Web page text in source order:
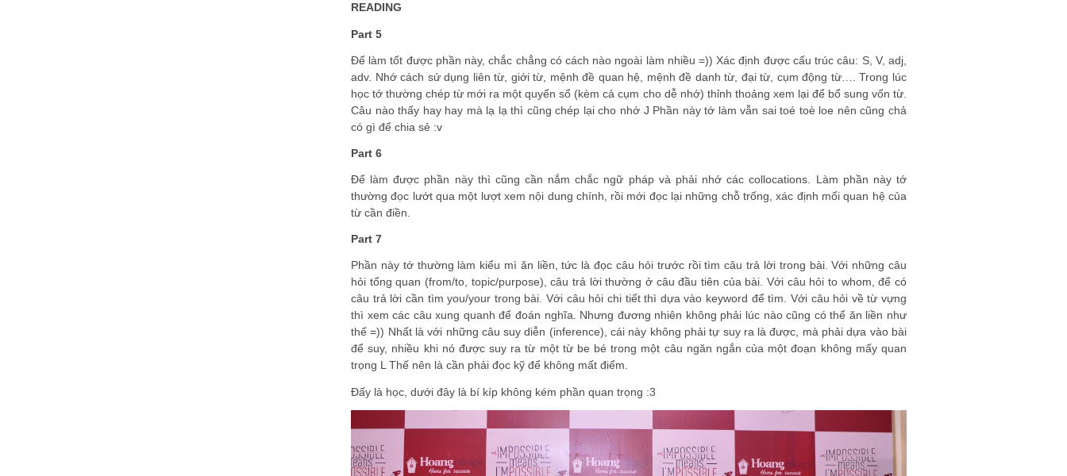
READING
Part 5
Để làm tốt được phần này, chắc chẳng có cách nào ngoài làm nhiều =)) Xác định được cấu trúc câu: S, V, adj,
adv. Nhớ cách sử dụng liên từ, giới từ, mệnh đề quan hệ, mệnh đề danh từ, đại từ, cụm động từ…. Trong lúc
học tớ thường chép từ mới ra một quyển sổ (kèm cả cụm cho dễ nhớ) thỉnh thoảng xem lại để bổ sung vốn từ.
Câu nào thấy hay hay mà lạ lạ thì cũng chép lại cho nhớ J Phần này tớ làm vẫn sai toé toè loe nên cũng chả
có gì để chia sẻ :v
Part 6
Để làm được phần này thì cũng cần nắm chắc ngữ pháp và phải nhớ các collocations. Làm phần này tớ
thường đọc lướt qua một lượt xem nội dung chính, rồi mới đọc lại những chỗ trống, xác định mối quan hệ của
từ cần điền.
Part 7
Phần này tớ thường làm kiểu mì ăn liền, tức là đọc câu hỏi trước rồi tìm câu trả lời trong bài. Với những câu
hỏi tổng quan (from/to, topic/purpose), câu trả lời thường ở câu đầu tiên của bài. Với câu hỏi to whom, để có
câu trả lời cần tìm you/your trong bài. Với câu hỏi chi tiết thì dựa vào keyword để tìm. Với câu hỏi về từ vựng
thì xem các câu xung quanh để đoán nghĩa. Nhưng đương nhiên không phải lúc nào cũng có thể ăn liền như
thế =)) Nhất là với những câu suy diễn (inference), cái này không phải tự suy ra là được, mà phải dựa vào bài
để suy, nhiều khi nó được suy ra từ một từ be bé trong một câu ngăn ngắn của một đoạn không mấy quan
trọng L Thế nên là cần phải đọc kỹ để không mất điểm.
Đấy là học, dưới đây là bí kíp không kém phần quan trọng :3